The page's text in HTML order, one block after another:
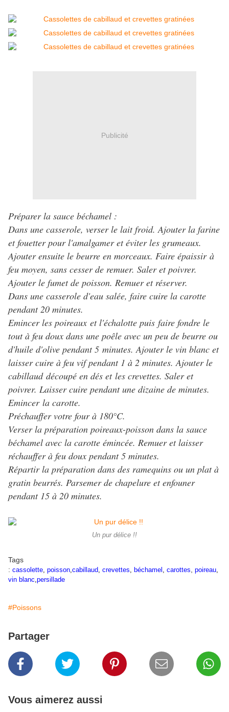
Publicité
Préparer la sauce béchamel :
Dans une casserole, verser le lait froid. Ajouter la farine
et fouetter pour l'amalgamer et éviter les grumeaux.
Ajouter ensuite le beurre en morceaux. Faire épaissir à
feu moyen, sans cesser de remuer. Saler et poivrer.
Ajouter le fumet de poisson. Remuer et réserver.
Dans une casserole d'eau salée, faire cuire la carotte
pendant 20 minutes.
Emincer les poireaux et l'échalotte puis faire fondre le
tout à feu doux dans une poêle avec un peu de beurre ou
d'huile d'olive pendant 5 minutes. Ajouter le vin blanc et
laisser cuire à feu vif pendant 1 à 2 minutes. Ajouter le
cabillaud découpé en dés et les crevettes. Saler et
poivrer. Laisser cuire pendant une dizaine de minutes.
Emincer la carotte.
Préchauffer votre four à 180°C.
Verser la préparation poireaux-poisson dans la sauce
béchamel avec la carotte émincée. Remuer et laisser
réchauffer à feu doux pendant 5 minutes.
Répartir la préparation dans des ramequins ou un plat à
gratin beurrés. Parsemer de chapelure et enfouner
pendant 15 à 20 minutes.
Un pur délice !!
Tags
: cassolette, poisson,cabillaud, crevettes, béchamel , carottes poireau,
vin blanc,persillade
#Poissons
Partager
Vous aimerez aussi